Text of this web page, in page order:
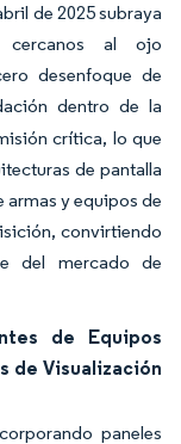
de 2025 subraya
cercanos al ojo
desenfoque de
dentro de la
crítica, lo que
de pantalla
y equipos de
convirtiendo
del mercado de
de Equipos
de Visualización
paneles